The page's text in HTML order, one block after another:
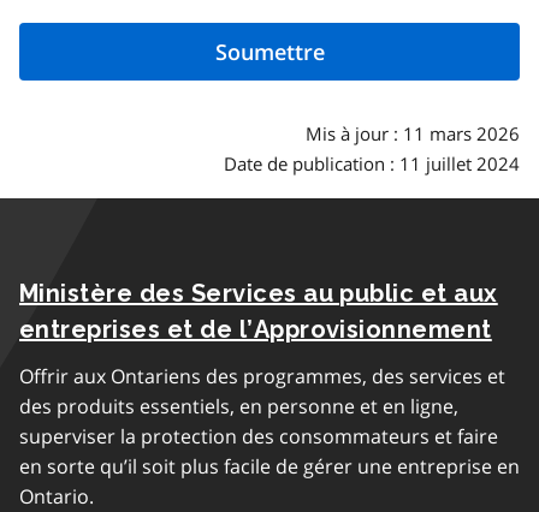
Mis à jour : 11 mars 2026
Date de publication : 11 juillet 2024
Ministère des Services au public et aux
entreprises et de l’Approvisionnement
Offrir aux Ontariens des programmes, des services et
des produits essentiels, en personne et en ligne,
superviser la protection des consommateurs et faire
en sorte qu’il soit plus facile de gérer une entreprise en
Ontario.